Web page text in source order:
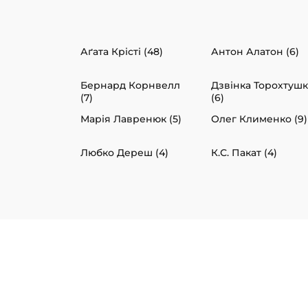
Аґата Крісті (48) Антон Алатон (6)
Бернард Корнвелл
(7)
Дзвінка
(6)
Марія Лавренюк (5) Олег Клименко (9)
Любко Дереш (4) К.С. Пакат (4)